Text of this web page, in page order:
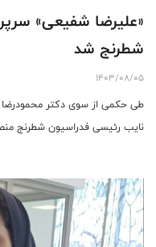
«علیرضا شفیعی»
شطرنج شد
1403/08/05
طی حکمی از سوی دکتر محمودرضا
نایب رئیسی فدراسیون شطرنج